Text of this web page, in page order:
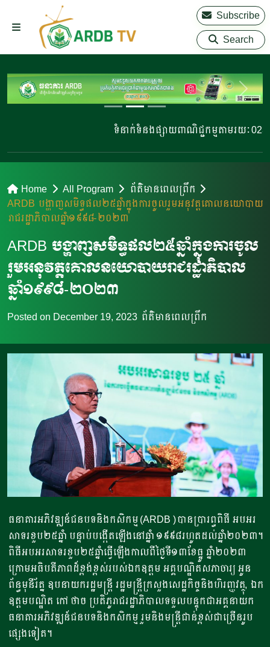
Subscribe
Search
ទំនាក់ទំនងផ្សាយពាណិជ្ជកម្មតាមរយៈ 023
Home All Program
ព័ត៌មានពេលព្រឹក
ARDB បង្ហាញសមិទ្ធផល២៥ឆ្នំាក្នុងការចូលរួមអនុវត្តគោលនយោបាយ
រាជរដ្ឋាភិបាលឆ្នំា១៩៩៨-២០២៣
ARDB បង្ហាញសមិទ្ធផល២៥ឆ្នំាក្នុងការចូល
រួមអនុវត្តគោលនយោបាយរាជរដ្ឋាភិបាល
ឆ្នំា១៩៩៨-២០២៣
Posted on December 19, 2023 ព័ត៌មានពេលព្រឹក
ធនាគារអភិវឌ្ឍន៍ជនបទនិងកសិកម្ម (ARDB )បានប្រារព្ធពិធី អបអរ
សាទរខួប២៥ឆ្នំា បន្ទាប់បង្កើតឡើងនៅឆ្នំា ១៩៩៨រហូតដល់ឆ្នំា២០២៣។
ពិធីអបអរសាទរខួប២៥ឆ្នំាធ្វើឡើងកាលពីថ្ងៃទី១៣ខែធ្នូ ឆ្នំា២០២៣
ក្រោមអធិបតីភាពដ៏ខ្ពង់ខ្ពស់របស់ឯកឧត្តម អគ្គបណ្ឌិតសភាចារ្យ អូន
ព័ន្ធមុនីរ័ត្ន ឧបនាយករដ្ឋមន្ត្រី រដ្ឋមន្ត្រីក្រសួងសេដ្ឋកិច្ចនិងហិរញ្ញវត្ថុ, ឯក
ឧត្តមបណ្ឌិត កៅ ថាច ប្រតិភូរាជរដ្ឋាភិបាលទទួលបន្ទុកជាអគ្គនាយក
ធនាគារអភិវឌ្ឍន៍ជនបទនិងកសិកម្ម រួមនិងមន្ត្រីជាន់ខ្ពស់ជាច្រើនរូប
ផ្សេងទៀត។